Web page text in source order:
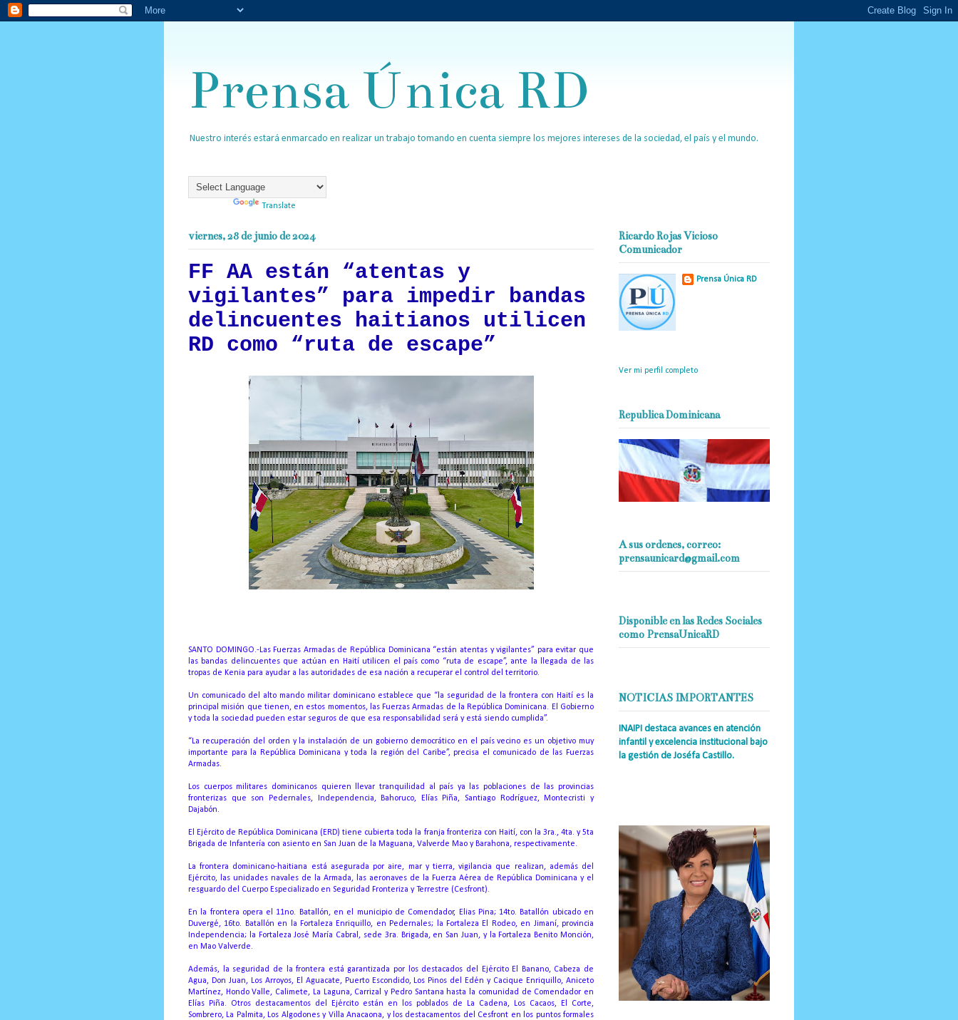
Prensa Única RD
Nuestro interés estará enmarcado en realizar un trabajo tomando en cuenta siempre los mejores intereses de la sociedad, el país y el mundo.
Translate
viernes, 28 de junio de 2024
FF AA están “atentas y
vigilantes” para impedir bandas
delincuentes haitianos utilicen
RD como “ruta de escape”
SANTO DOMINGO.-Las Fuerzas Armadas de República Dominicana “están atentas y vigilantes” para evitar que
las bandas delincuentes que actúan en Haití utilicen el país como “ruta de escape”, ante la llegada de las
tropas de Kenia para ayudar a las autoridades de esa nación a recuperar el control del territorio.
Un comunicado del alto mando militar dominicano establece que “la seguridad de la frontera con Haití es la
principal misión que tienen, en estos momentos, las Fuerzas Armadas de la República Dominicana. El Gobierno
y toda la sociedad pueden estar seguros de que esa responsabilidad será y está siendo cumplida”.
“La recuperación del orden y la instalación de un gobierno democrático en el país vecino es un objetivo muy
importante para la República Dominicana y toda la región del Caribe”, precisa el comunicado de las Fuerzas
Armadas.
Los cuerpos militares dominicanos quieren llevar tranquilidad al país ya las poblaciones de las provincias
fronterizas que son Pedernales, Independencia, Bahoruco, Elías Piña, Santiago Rodríguez, Montecristi y
Dajabón.
El Ejército de República Dominicana (ERD) tiene cubierta toda la franja fronteriza con Haití, con la 3ra., 4ta. y 5ta
Brigada de Infantería con asiento en San Juan de la Maguana, Valverde Mao y Barahona, respectivamente.
La frontera dominicano-haitiana está asegurada por aire, mar y tierra, vigilancia que realizan, además del
Ejército, las unidades navales de la Armada, las aeronaves de la Fuerza Aérea de República Dominicana y el
resguardo del Cuerpo Especializado en Seguridad Fronteriza y Terrestre (Cesfront).
En la frontera opera el 11no. Batallón, en el municipio de Comendador, Elias Pina; 14to. Batallón ubicado en
Duvergé, 16to.
Batallón en la Fortaleza Enriquillo, en Pedernales;
la Fortaleza El Rodeo, en Jimaní, provincia
Independencia;
la Fortaleza José María Cabral, sede 3ra. Brigada, en San Juan, y la Fortaleza Benito Monción,
en Mao Valverde.
Además, la seguridad de la frontera está garantizada por los destacados del Ejército El Banano, Cabeza de
Agua, Don Juan, Los Arroyos, El Aguacate, Puerto Escondido, Los Pinos del Edén y Cacique Enriquillo, Aniceto
Martínez, Hondo Valle, Calimete, La Laguna, Carrizal y Pedro Santana hasta la comunidad de Comendador en
Elías Piña. Otros destacamentos del Ejército están en los poblados de La Cadena, Los Cacaos, El Corte,
Sombrero, La Palmita, Los Algodones y Villa Anacaona, y los destacamentos del Cesfront en los puntos formales
Ricardo Rojas Vicioso
Comunicador
Prensa Única RD
Ver mi perfil completo
Republica Dominicana
A sus ordenes, correo:
prensaunicard@gmail.com
Disponible en las Redes Sociales
como PrensaUnicaRD
NOTICIAS IMPORTANTES
INAIPI destaca avances en atención
infantil y excelencia institucional bajo
la gestión de Joséfa Castillo.